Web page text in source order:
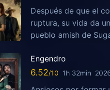
Después de que el
ruptura, su vida da
pueblo amish de
Engendro
6.52 1h 32min